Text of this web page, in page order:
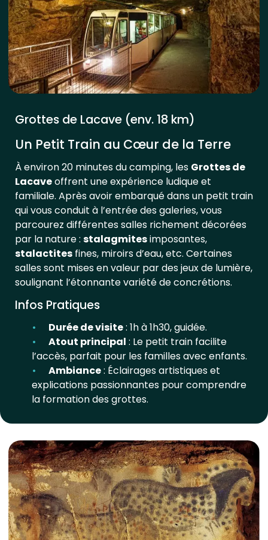
Grottes de Lacave (env. 18 km)
Un Petit Train au Cœur de la Terre
À environ 20 minutes du camping, les Grottes de
Lacaveoffrent une expérience ludique et
familiale. Après avoir embarqué dans un petit train
qui vous conduit à l’entrée des galeries, vous
parcourez différentes salles richement décorées
par la nature : stalagmitesimposantes,
stalactitesfines, miroirs d’eau, etc. Certaines
salles sont mises en valeur par des jeux de lumière,
soulignant l’étonnante variété de concrétions.
Infos Pratiques
Durée de visite: 1h à 1h30, guidée.
Atout principal : Le petit train facilite
l’accès, parfait pour les familles avec enfants.
Ambiance: Éclairages artistiques et
explications passionnantes pour comprendre
la formation des grottes.